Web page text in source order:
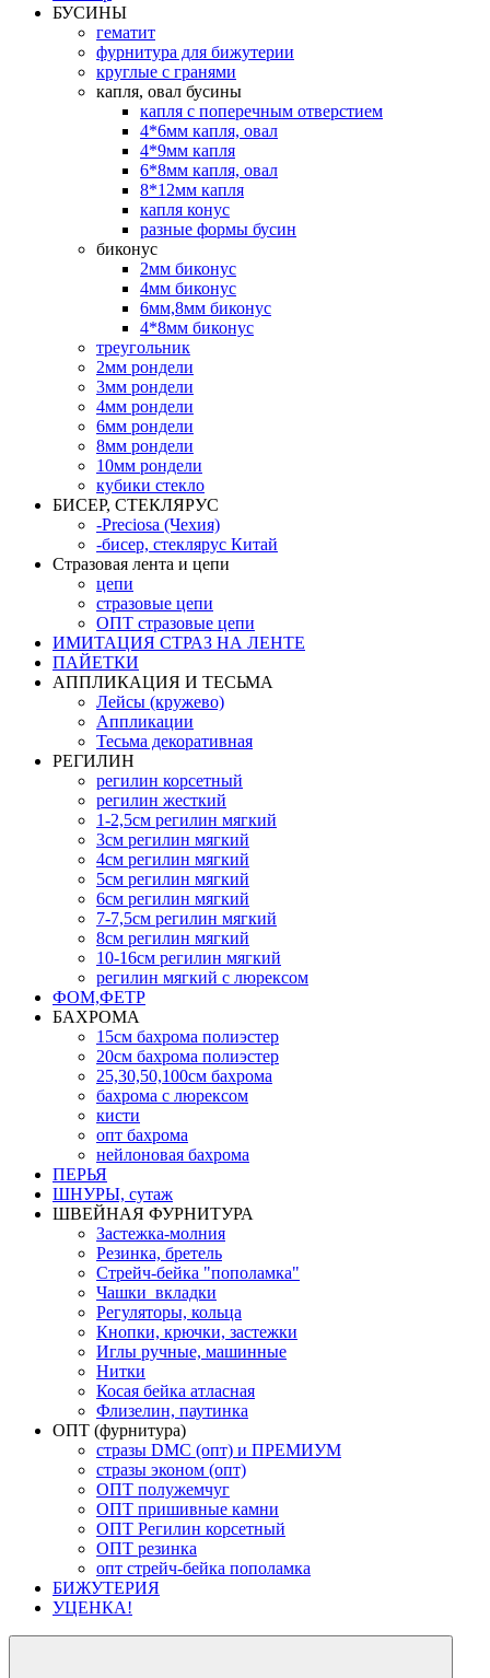
БУСИНЫ
гематит
фурнитура для бижутерии
круглые с гранями
капля, овал бусины
капля с поперечным отверстием
4*6мм капля, овал
4*9мм капля
6*8мм капля, овал
8*12мм капля
капля конус
разные формы бусин
биконус
2мм биконус
4мм биконус
6мм,8мм биконус
4*8мм биконус
треугольник
2мм рондели
3мм рондели
4мм рондели
6мм рондели
8мм рондели
10мм рондели
кубики стекло
БИСЕР, СТЕКЛЯРУС
-Preciosa (Чехия)
-бисер, стеклярус Китай
Стразовая лента и цепи
цепи
стразовые цепи
ОПТ стразовые цепи
ИМИТАЦИЯ СТРАЗ НА ЛЕНТЕ
ПАЙЕТКИ
АППЛИКАЦИЯ И ТЕСЬМА
Лейсы (кружево)
Аппликации
Тесьма декоративная
РЕГИЛИН
регилин корсетный
регилин жесткий
1-2,5см регилин мягкий
3см регилин мягкий
4см регилин мягкий
5см регилин мягкий
6см регилин мягкий
7-7,5см регилин мягкий
8см регилин мягкий
10-16см регилин мягкий
регилин мягкий с люрексом
ФОМ,ФЕТР
БАХРОМА
15см бахрома полиэстер
20см бахрома полиэстер
25,30,50,100см бахрома
бахрома с люрексом
кисти
опт бахрома
нейлоновая бахрома
ПЕРЬЯ
ШНУРЫ, сутаж
ШВЕЙНАЯ ФУРНИТУРА
Застежка-молния
Резинка, бретель
Стрейч-бейка "пополамка"
Чашки_вкладки
Регуляторы, кольца
Кнопки, крючки, застежки
Иглы ручные, машинные
Нитки
Косая бейка атласная
Флизелин, паутинка
ОПТ (фурнитура)
стразы DMC (опт) и ПРЕМИУМ
стразы эконом (опт)
ОПТ полужемчуг
ОПТ пришивные камни
ОПТ Регилин корсетный
ОПТ резинка
опт стрейч-бейка пополамка
БИЖУТЕРИЯ
УЦЕНКА!